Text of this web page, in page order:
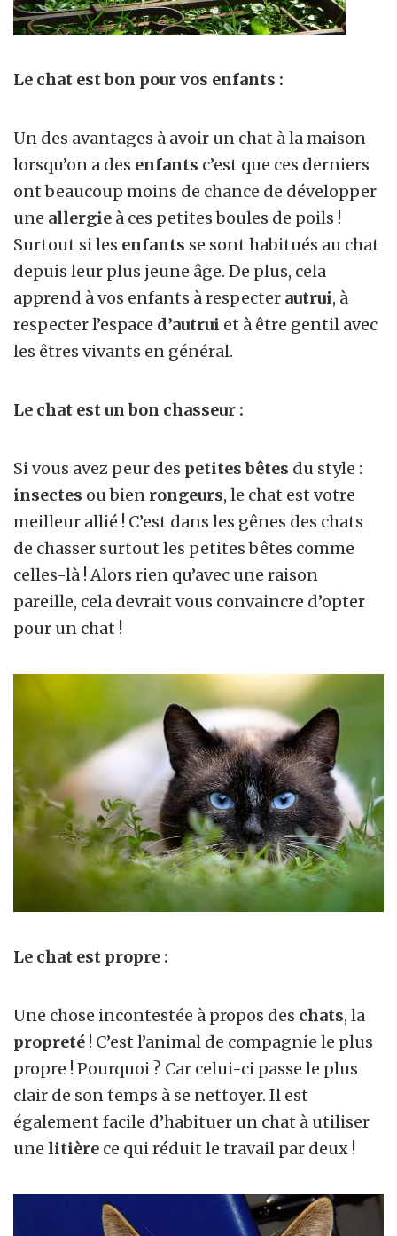
Le chat est bon pour vos enfants :
Un des avantages à avoir un chat à la maison
lorsqu’on a des enfants c’est que ces derniers
ont beaucoup moins de chance de développer
une allergie à ces petites boules de poils !
Surtout si les enfants se sont habitués au chat
depuis leur plus jeune âge. De plus, cela
apprend à vos enfants à respecter autrui, à
respecter l’espace d’autrui et à être gentil avec
les êtres vivants en général.
Le chat est un bon chasseur :
Si vous avez peur des petites bêtes du style :
insectes ou bien rongeurs, le chat est votre
meilleur allié ! C’est dans les gênes des chats
de chasser surtout les petites bêtes comme
celles-là ! Alors rien qu’avec une raison
pareille, cela devrait vous convaincre d’opter
pour un chat !
Le chat est propre :
Une chose incontestée à propos des chats, la
propreté ! C’est l’animal de compagnie le plus
propre ! Pourquoi ? Car celui-ci passe le plus
clair de son temps à se nettoyer. Il est
également facile d’habituer un chat à utiliser
une litière ce qui réduit le travail par deux !